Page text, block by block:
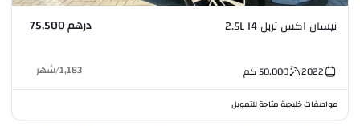
نيسان اكس تريل 2.5L I4 درهم 75,500
2022
50,000كم 1,183
/شهر
مواصفات خليجية•متاحة للتمويل